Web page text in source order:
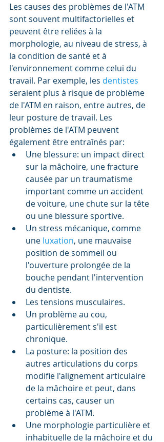
Les causes des problèmes de l'ATM
sont souvent multifactorielles et
peuvent être reliées à la
morphologie, au niveau de stress, à
la condition de santé et à
l'environnement comme celui du
travail. Par exemple, les dentistes
seraient plus à risque de problème
de l'ATM en raison, entre autres, de
leur posture de travail. Les
problèmes de l'ATM peuvent
également être entraînés par:
Une blessure: un impact direct
sur la mâchoire, une fracture
causée par un traumatisme
important comme un accident
de voiture, une chute sur la tête
ou une blessure sportive.
Un stress mécanique, comme
une luxation, une mauvaise
position de sommeil ou
l'ouverture prolongée de la
bouche pendant l'intervention
du dentiste.
Les tensions musculaires.
Un problème au cou,
particulièrement s'il est
chronique.
La posture: la position des
autres articulations du corps
modifie l'alignement articulaire
de la mâchoire et peut, dans
certains cas, causer un
problème à l'ATM.
Une morphologie particulière et
inhabituelle de la mâchoire et du